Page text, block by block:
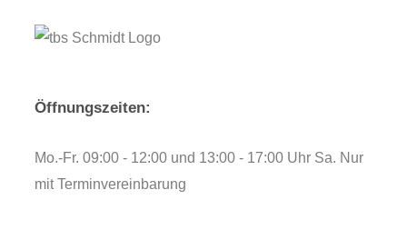
Öffnungszeiten:
Mo.-Fr. 09:00 - 12:00 und 13:00 - 17:00 Uhr Sa. Nur
mit Terminvereinbarung